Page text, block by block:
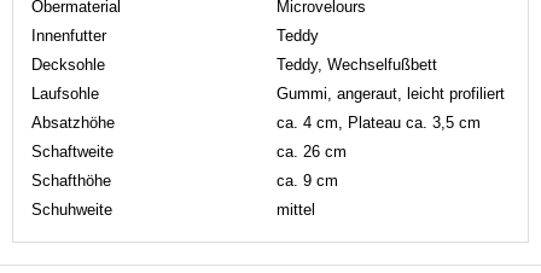
Obermaterial
Microvelours
Innenfutter
Teddy
Decksohle
Teddy, Wechselfußbett
Laufsohle
Gummi, angeraut, leicht profiliert
Absatzhöhe
ca. 4 cm, Plateau ca. 3,5 cm
Schaftweite
ca. 26 cm
Schafthöhe
ca. 9 cm
Schuhweite
mittel